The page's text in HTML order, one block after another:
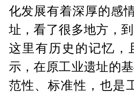
化发展有着深厚的感
址，看了很多地方，
这里有历史的记忆，
示，在原工业遗址的
范性、标准性，也是